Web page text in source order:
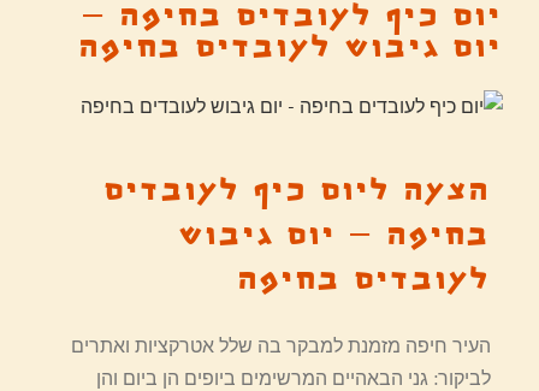
יום כיף לעובדים בחיפה –
יום גיבוש לעובדים בחיפה
הצעה ליום כיף לעובדים
בחיפה – יום גיבוש
לעובדים בחיפה
העיר חיפה מזמנת למבקר בה שלל אטרקציות ואתרים
לביקור: גני הבאהיים המרשימים ביופים הן ביום והן